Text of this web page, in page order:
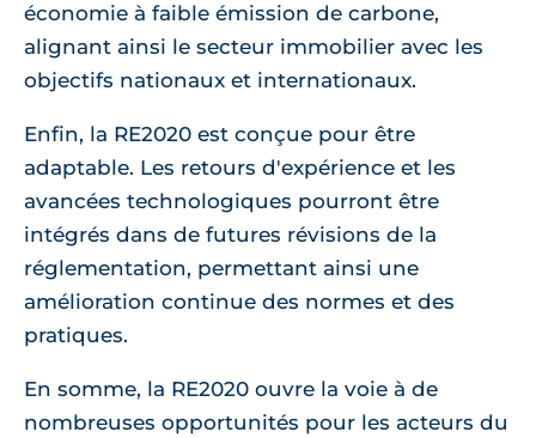
économie à faible émission de carbone,
alignant ainsi le secteur immobilier avec les
objectifs nationaux et internationaux.
Enfin, la RE2020 est conçue pour être
adaptable. Les retours d'expérience et les
avancées technologiques pourront être
intégrés dans de futures révisions de la
réglementation, permettant ainsi une
amélioration continue des normes et des
pratiques.
En somme, la RE2020 ouvre la voie à de
nombreuses opportunités pour les acteurs du